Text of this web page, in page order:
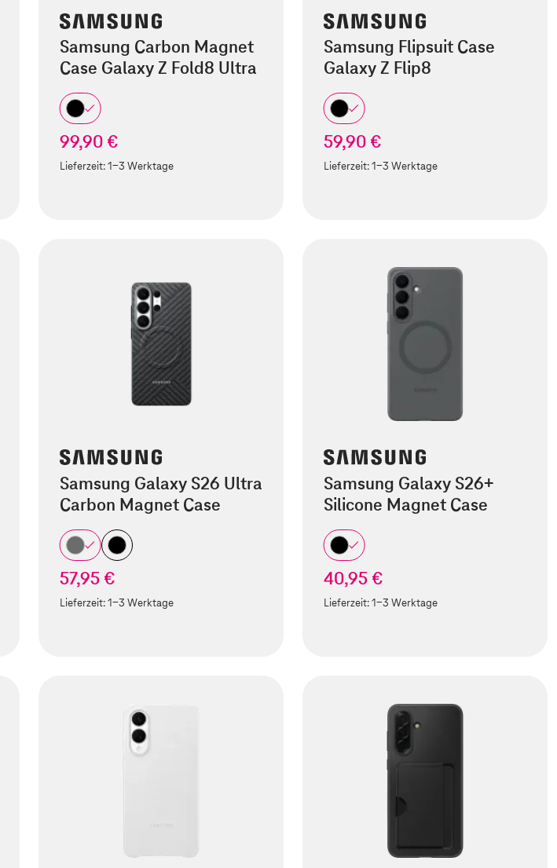
Samsung Carbon Magnet
Case Galaxy Z Fold8 Ultra
99,90 €
Lieferzeit:1-3 Werktage
Samsung Flipsuit Case
Galaxy Z Flip8
59,90 €
Lieferzeit:1-3 Werktage
Samsung Galaxy S26 Ultra
Carbon Magnet Case
57,95 €
Lieferzeit:1-3 Werktage
Samsung Galaxy S26+
Silicone Magnet Case
40,95 €
Lieferzeit:1-3 Werktage